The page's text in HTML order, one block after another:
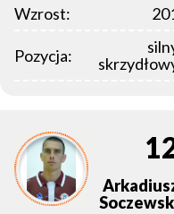
Wzrost:
Pozycja: